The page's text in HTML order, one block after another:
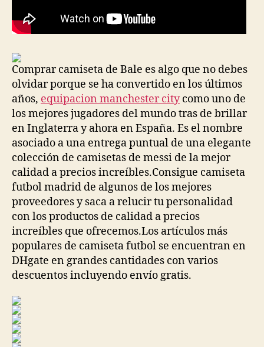
Comprar camiseta de Bale es algo que no debes
olvidar porque se ha convertido en los últimos
años, equipacion manchester citycomo uno de
los mejores jugadores del mundo tras de brillar
en Inglaterra y ahora en España. Es el nombre
asociado a una entrega puntual de una elegante
colección de camisetas de messi de la mejor
calidad a precios increíbles.Consigue camiseta
futbol madrid de algunos de los mejores
proveedores y saca a relucir tu personalidad
con los productos de calidad a precios
increíbles que ofrecemos.Los artículos más
populares de camiseta futbol se encuentran en
DHgate en grandes cantidades con varios
descuentos incluyendo envío gratis.